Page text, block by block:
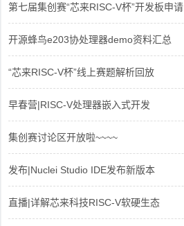
第七届集创赛“芯来RISC-V杯”开发板申请
开源蜂鸟e203协处理器demo资料汇总
“芯来RISC-V杯”线上赛题解析回放
早春营|RISC-V处理器嵌入式开发
集创赛讨论区开放啦~~~~
发布|Nuclei Studio IDE发布新版本
直播|详解芯来科技RISC-V软硬生态